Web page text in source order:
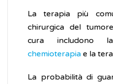
La terapia più
chirurgica del
cura includono
chemioterapia e la
La probabilità di